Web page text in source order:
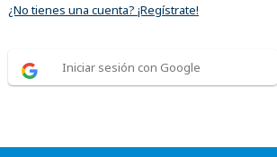
¿No tienes una cuenta? ¡Regístrate!
Iniciar sesión con Google